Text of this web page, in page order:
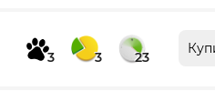
3 3 23